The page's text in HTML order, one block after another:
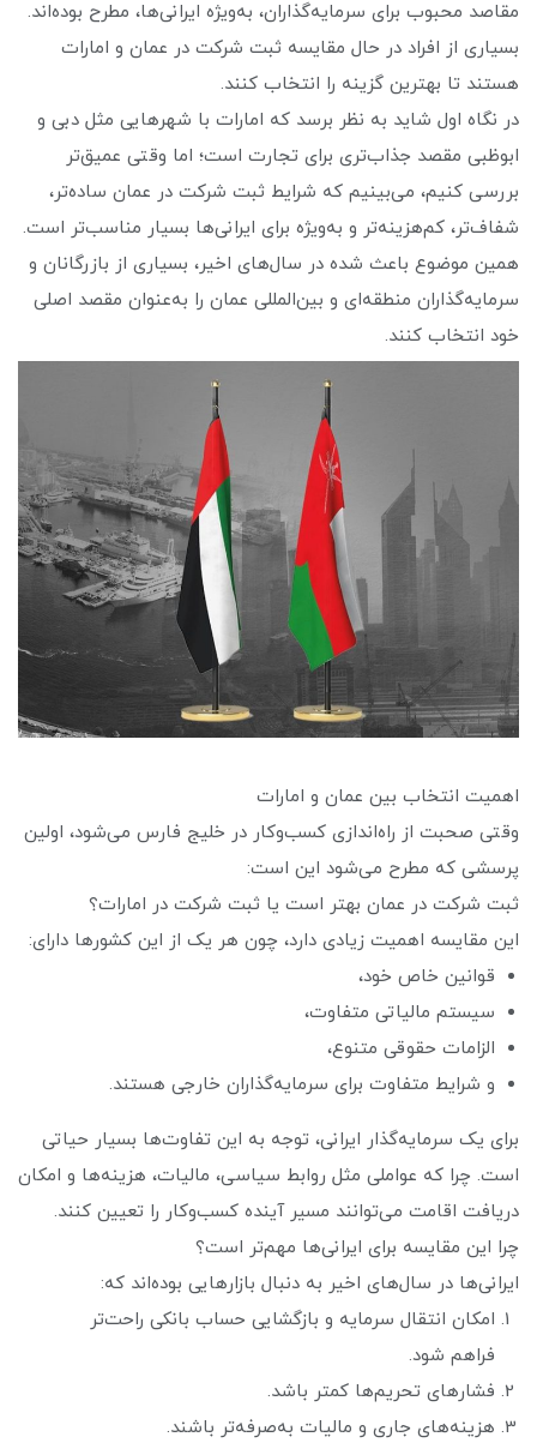
مقاصد محبوب برای سرمایه‌گذاران، به‌ویژه ایرانی‌ها، مطرح بوده‌اند.
بسیاری از افراد در حال مقایسه ثبت شرکت در عمان و امارات
هستند تا بهترین گزینه را انتخاب کنند.
در نگاه اول شاید به نظر برسد که امارات با شهرهایی مثل دبی و
ابوظبی مقصد جذاب‌تری برای تجارت است؛ اما وقتی عمیق‌تر
بررسی کنیم، می‌بینیم که شرایط ثبت شرکت در عمان ساده‌تر،
شفاف‌تر، کم‌هزینه‌تر و به‌ویژه برای ایرانی‌ها بسیار مناسب‌تر است.
همین موضوع باعث شده در سال‌های اخیر، بسیاری از بازرگانان و
سرمایه‌گذاران منطقه‌ای و بین‌المللی عمان را به‌عنوان مقصد اصلی
خود انتخاب کنند.
اهمیت انتخاب بین عمان و امارات
وقتی صحبت از راه‌اندازی کسب‌وکار در خلیج فارس می‌شود، اولین
پرسشی که مطرح می‌شود این است:
ثبت شرکت در عمان بهتر است یا ثبت شرکت در امارات؟
این مقایسه اهمیت زیادی دارد، چون هر یک از این کشورها دارای:
قوانین خاص خود،
سیستم مالیاتی متفاوت،
الزامات حقوقی متنوع،
و شرایط متفاوت برای سرمایه‌گذاران خارجی هستند.
برای یک سرمایه‌گذار ایرانی، توجه به این تفاوت‌ها بسیار حیاتی
است. چرا که عواملی مثل روابط سیاسی، مالیات، هزینه‌ها و امکان
دریافت اقامت می‌توانند مسیر آینده کسب‌وکار را تعیین کنند.
چرا این مقایسه برای ایرانی‌ها مهم‌تر است؟
ایرانی‌ها در سال‌های اخیر به دنبال بازارهایی بوده‌اند که:
امکان انتقال سرمایه و بازگشایی حساب بانکی راحت‌تر
فراهم شود.
فشارهای تحریم‌ها کمتر باشد.
هزینه‌های جاری و مالیات به‌صرفه‌تر باشند.